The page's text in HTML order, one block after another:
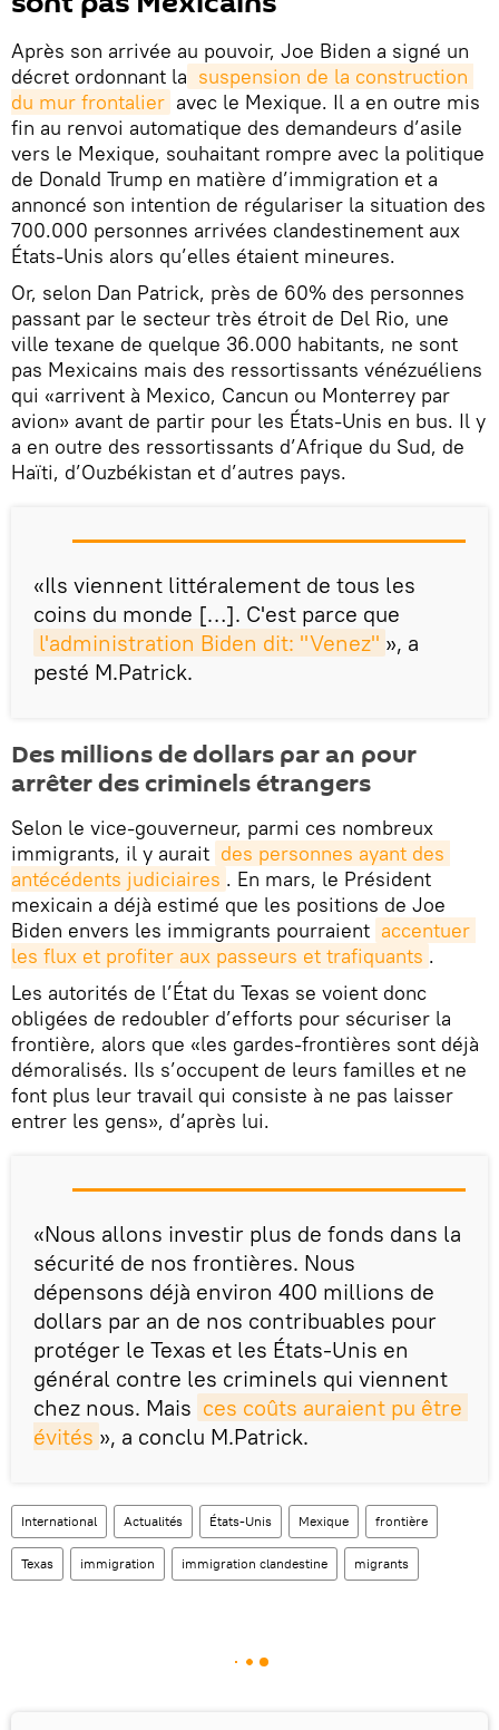
Après son arrivée au pouvoir, Joe Biden a signé un
décret ordonnant la suspension de la construction
du mur frontalier avec le Mexique. Il a en outre mis
fin au renvoi automatique des demandeurs d’asile
vers le Mexique, souhaitant rompre avec la politique
de Donald Trump en matière d’immigration et a
annoncé son intention de régulariser la situation des
700.000 personnes arrivées clandestinement aux
États-Unis alors qu’elles étaient mineures.
Or, selon Dan Patrick, près de 60% des personnes
passant par le secteur très étroit de Del Rio, une
ville texane de quelque 36.000 habitants, ne sont
pas Mexicains mais des ressortissants vénézuéliens
qui «arrivent à Mexico, Cancun ou Monterrey par
avion» avant de partir pour les États-Unis en bus. Il y
a en outre des ressortissants d’Afrique du Sud, de
Haïti, d’Ouzbékistan et d’autres pays.
«Ils viennent littéralement de tous les
coins du monde […]. C'est parce que
l'administration Biden dit: "Venez" », a
pesté M.Patrick.
Des millions de dollars par an pour
arrêter des criminels étrangers
Selon le vice-gouverneur, parmi ces nombreux
immigrants, il y aurait des personnes ayant des
antécédents judiciaires . En mars, le Président
mexicain a déjà estimé que les positions de Joe
Biden envers les immigrants pourraient accentuer
les flux et profiter aux passeurs et trafiquants .
Les autorités de l’État du Texas se voient donc
obligées de redoubler d’efforts pour sécuriser la
frontière, alors que «les gardes-frontières sont déjà
démoralisés. Ils s’occupent de leurs familles et ne
font plus leur travail qui consiste à ne pas laisser
entrer les gens», d’après lui.
«Nous allons investir plus de fonds dans la
sécurité de nos frontières. Nous
dépensons déjà environ 400 millions de
dollars par an de nos contribuables pour
protéger le Texas et les États-Unis en
général contre les criminels qui viennent
chez nous. Mais ces coûts auraient pu être
évités », a conclu M.Patrick.
International Actualités États-Unis Mexique frontière
Texas immigration immigration clandestine migrants